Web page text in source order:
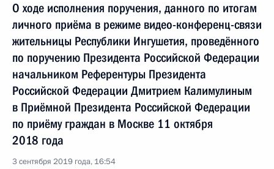
О ходе исполнения поручения, данного по итогам
личного приёма в режиме видео-конференц-связи
жительницы Республики Ингушетия, проведённого
по поручению Президента Российской Федерации
начальником Референтуры Президента
Российской Федерации Дмитрием Калимулиным
в Приёмной Президента Российской Федерации
по приёму граждан в Москве 11 октября
2018 года
3 сентября 2019 года, 16:54